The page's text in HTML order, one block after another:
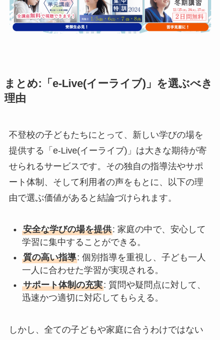
まとめ:「e-Live(イーライブ)」を選ぶべき
理由
不登校の子どもたちにとって、新しい学びの場を
提供する「e-Live(イーライブ)」は大きな期待が寄
せられるサービスです。その独自の指導法やサポ
ート体制、そして利用者の声をもとに、以下の理
由で選ぶ価値があると結論づけられます。
安全な学びの場を提供: 家庭の中で、安心して
学習に集中することができる。
質の高い指導: 個別指導を重視し、子ども一人
一人に合わせた学習が実現される。
サポート体制の充実: 質問や疑問点に対して、
迅速かつ適切に対応してもらえる。
しかし、全ての子どもや家庭に合うわけではない